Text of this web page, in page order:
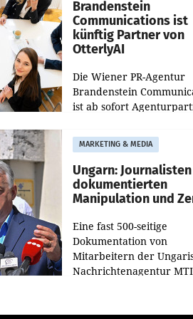
Brandenstein
Communications ist
künftig Partner von
OtterlyAI
Die Wiener PR-Agentur
Brandenstein
ist ab sofort
Optimierungsplattform
OtterlyAI. Damit baut die
Agentur ihr
MARKETING & MEDIA
Ungarn: Journalisten
dokumentierten
Manipulation und
Eine fast 500-seitige
Dokumentation von
Mitarbeitern der
Nachrichtenagentur
der Agentur während